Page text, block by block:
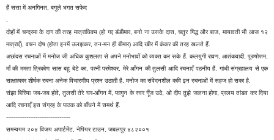
हैं सत्ता में अनगिनत, बगुले भगत सफेद
दोहों में चन्द्रमा के दाग की तरह मात्राधिक्य (हो गए डंडीमार, बनो ना उसके दास, चतुर गिद्ध और बाज, मायावती भी आज १२
मात्राएँ), वचन दोष (होता इनमें उलझकर, तन-मन ही बीमार) आदि खीर में कंकर की तरह खलते हैं.
अछांदस रचनाओं में मनोज जी अधिक कुशलता से अपने मनोभावों को व्यक्त कर सके हैं. कलयुगी रावण, आतंकवादी, पुरुषोत्तम,
माँ की ममता त्रिकोण सास बहू बेटे का, पत्नी परमेश्वर, मेरे आँगन की तुलसी आदि रचनाएँ पठनीय हैं. गांधी संग्रहालय से एक
साक्षात्कार शीर्षक रचना अनेक विचारणीय प्रश्न उठाती है. मनोज का संवेदनशील कवि इन रचनाओं में सहज हो सका है.
संझा बिरिया जब-जब होवे, तुलसी तेरे घर-आँगन में, फागुन के स्वर गूँज उठे, ओ दीप तुझे जलना होगा, प्रलय तांडव कर दिया
आदि रचनाएँ इस संग्रह के पाठक को बाँधने में समर्थ हैं.
-----------------------------------
समन्वयम २०४ विजय अपार्टमेंट, नेपियर टाउन, जबलपुर ४८२००१